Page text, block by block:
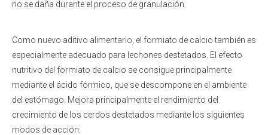
no se daña durante el proceso de granulación.
Como nuevo aditivo alimentario, el formiato de calcio también es
especialmente adecuado para lechones destetados. El efecto
nutritivo del formiato de calcio se consigue principalmente
mediante el ácido fórmico, que se descompone en el ambiente
del estómago. Mejora principalmente el rendimiento del
crecimiento de los cerdos destetados mediante los siguientes
modos de acción: